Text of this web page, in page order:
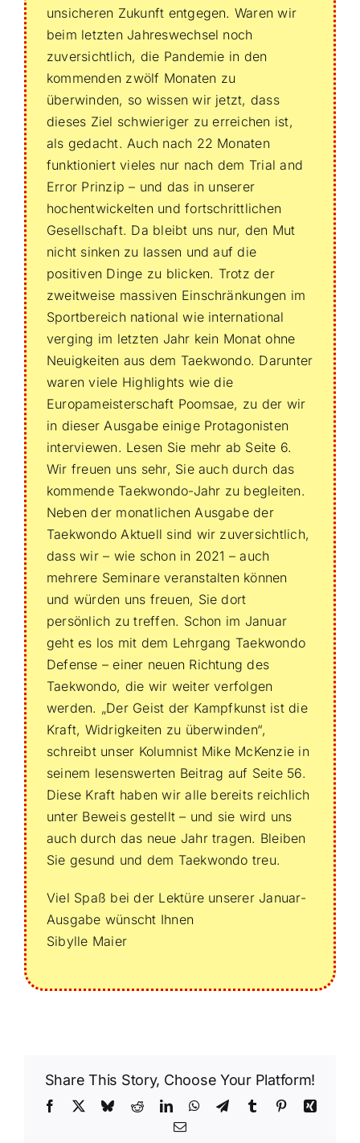
unsicheren Zukunft entgegen. Waren wir
beim letzten Jahreswechsel noch
zuversichtlich, die Pandemie in den
kommenden zwölf Monaten zu
überwinden, so wissen wir jetzt, dass
dieses Ziel schwieriger zu erreichen ist,
als gedacht. Auch nach 22 Monaten
funktioniert vieles nur nach dem Trial and
Error Prinzip – und das in unserer
hochentwickelten und fortschrittlichen
Gesellschaft. Da bleibt uns nur, den Mut
nicht sinken zu lassen und auf die
positiven Dinge zu blicken. Trotz der
zweitweise massiven Einschränkungen im
Sportbereich national wie international
verging im letzten Jahr kein Monat ohne
Neuigkeiten aus dem Taekwondo. Darunter
waren viele Highlights wie die
Europameisterschaft Poomsae, zu der wir
in dieser Ausgabe einige Protagonisten
interviewen. Lesen Sie mehr ab Seite 6.
Wir freuen uns sehr, Sie auch durch das
kommende Taekwondo-Jahr zu begleiten.
Neben der monatlichen Ausgabe der
Taekwondo Aktuell sind wir zuversichtlich,
dass wir – wie schon in 2021 – auch
mehrere Seminare veranstalten können
und würden uns freuen, Sie dort
persönlich zu treffen. Schon im Januar
geht es los mit dem Lehrgang Taekwondo
Defense – einer neuen Richtung des
Taekwondo, die wir weiter verfolgen
werden. „Der Geist der Kampfkunst ist die
Kraft, Widrigkeiten zu überwinden“,
schreibt unser Kolumnist Mike McKenzie in
seinem lesenswerten Beitrag auf Seite 56.
Diese Kraft haben wir alle bereits reichlich
unter Beweis gestellt – und sie wird uns
auch durch das neue Jahr tragen. Bleiben
Sie gesund und dem Taekwondo treu.
Viel Spaß bei der Lektüre unserer Januar-
Ausgabe wünscht Ihnen
Sibylle Maier
Share This Story, Choose Your Platform!
Facebook BlueskyRedditLinkedInWhatsApp
TelegramTumblr PinterestXing
Email